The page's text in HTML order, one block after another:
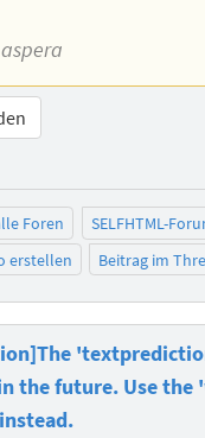
Foren SELFHTML-
erstellen
Beitrag im
the future. Use